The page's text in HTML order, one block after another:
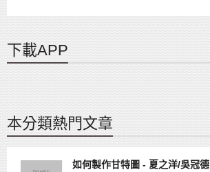
下載APP
本分類熱門文章
如何製作甘特圖 - 夏之洋/吳冠德